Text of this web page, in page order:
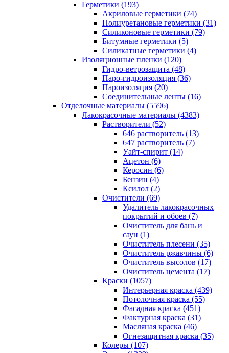
Герметики (193)
Акриловые герметики (74)
Полиуретановые герметики (31)
Силиконовые герметики (79)
Битумные герметики (5)
Силикатные герметики (4)
Изоляционные пленки (120)
Гидро-ветрозащита (48)
Паро-гидроизоляция (36)
Пароизоляция (20)
Соединительные ленты (16)
Отделочные материалы (5596)
Лакокрасочные материалы (4383)
Растворители (52)
646 растворитель (13)
647 растворитель (7)
Уайт-спирит (14)
Ацетон (6)
Керосин (6)
Бензин (4)
Ксилол (2)
Очистители (69)
Удалитель лакокрасочных
покрытий и обоев (7)
Очиститель для бань и
саун (1)
Очиститель плесени (35)
Очиститель ржавчины (6)
Очиститель высолов (17)
Очиститель цемента (17)
Краски (1057)
Интерьерная краска (439)
Потолочная краска (55)
Фасадная краска (451)
Фактурная краска (31)
Масляная краска (46)
Огнезащитная краска (35)
Колеры (107)